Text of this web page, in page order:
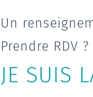
Un
Prendre RDV ?
JE SUIS